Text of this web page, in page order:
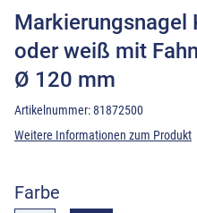
oder weiß mit
Ø 120 mm
Artikelnummer:81872500
Weitere Informationen zum Produkt
Farbe